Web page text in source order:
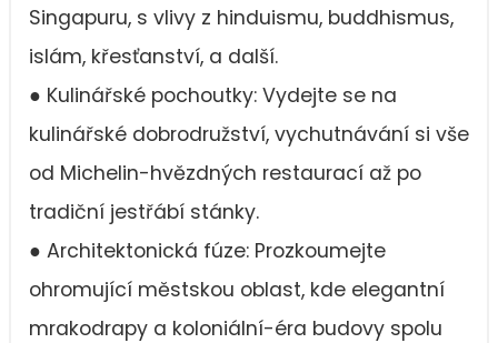
Singapuru, s vlivy z hinduismu, buddhismus,
islám, křesťanství, a další.
● Kulinářské pochoutky: Vydejte se na
kulinářské dobrodružství, vychutnávání si vše
od Michelin-hvězdných restaurací až po
tradiční jestřábí stánky.
● Architektonická fúze: Prozkoumejte
ohromující městskou oblast, kde elegantní
mrakodrapy a koloniální-éra budovy spolu